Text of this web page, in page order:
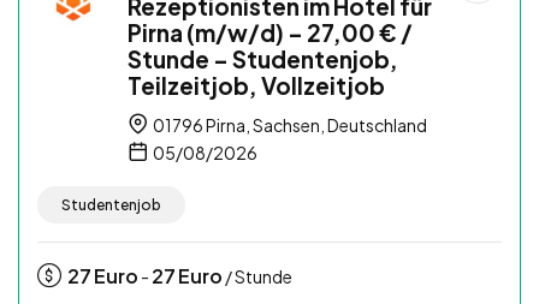
Rezeptionisten im Hotel für
Pirna (m/w/d) – 27,00 € /
Stunde – Studentenjob,
Teilzeitjob, Vollzeitjob
01796 Pirna, Sachsen, Deutschland
05/08/2026
Studentenjob
27Euro - 27Euro / Stunde